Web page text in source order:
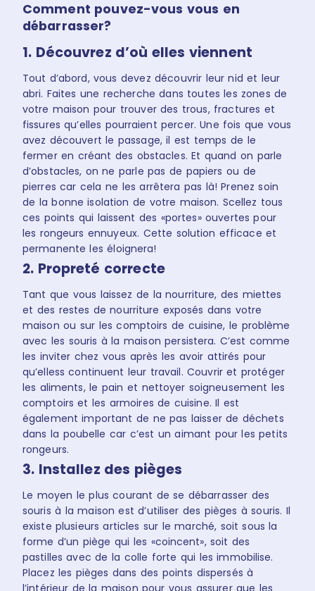
Comment pouvez-vous vous en
débarrasser?
1. Découvrez d’où elles viennent
Tout d’abord, vous devez découvrir leur nid et leur
abri. Faites une recherche dans toutes les zones de
votre maison pour trouver des trous, fractures et
fissures qu’elles pourraient percer. Une fois que vous
avez découvert le passage, il est temps de le
fermer en créant des obstacles. Et quand on parle
d’obstacles, on ne parle pas de papiers ou de
pierres car cela ne les arrêtera pas là! Prenez soin
de la bonne isolation de votre maison. Scellez tous
ces points qui laissent des «portes» ouvertes pour
les rongeurs ennuyeux. Cette solution efficace et
permanente les éloignera!
2. Propreté correcte
Tant que vous laissez de la nourriture, des miettes
et des restes de nourriture exposés dans votre
maison ou sur les comptoirs de cuisine, le problème
avec les souris à la maison persistera. C’est comme
les inviter chez vous après les avoir attirés pour
qu’elless continuent leur travail. Couvrir et protéger
les aliments, le pain et nettoyer soigneusement les
comptoirs et les armoires de cuisine. Il est
également important de ne pas laisser de déchets
dans la poubelle car c’est un aimant pour les petits
rongeurs.
3. Installez des pièges
Le moyen le plus courant de se débarrasser des
souris à la maison est d’utiliser des pièges à souris. Il
existe plusieurs articles sur le marché, soit sous la
forme d’un piège qui les «coincent», soit des
pastilles avec de la colle forte qui les immobilise.
Placez les pièges dans des points dispersés à